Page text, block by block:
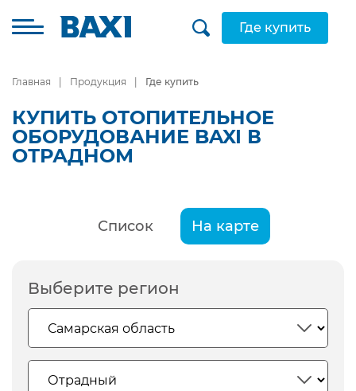
Где купить
Главная Продукция Где купить
КУПИТЬ ОТОПИТЕЛЬНОЕ
ОБОРУДОВАНИЕ BAXI В
ОТРАДНОМ
Список На карте
Выберите регион